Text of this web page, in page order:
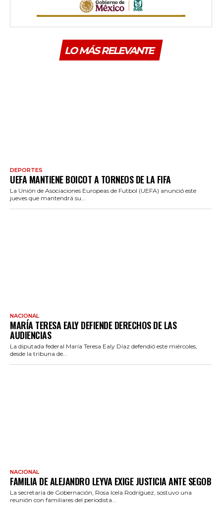
LO MÁS RELEVANTE
DEPORTES
UEFA MANTIENE BOICOT A TORNEOS DE LA FIFA
La Unión de Asociaciones Europeas de Futbol (UEFA) anunció este
jueves que mantendrá su...
NACIONAL
MARÍA TERESA EALY DEFIENDE DERECHOS DE LAS
AUDIENCIAS
La diputada federal María Teresa Ealy Díaz defendió este miércoles,
desde la tribuna de...
NACIONAL
FAMILIA DE ALEJANDRO LEYVA EXIGE JUSTICIA ANTE SEGOB
La secretaria de Gobernación, Rosa Icela Rodríguez, sostuvo una
reunión con familiares del periodista...